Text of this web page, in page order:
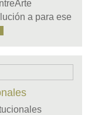
a para ese